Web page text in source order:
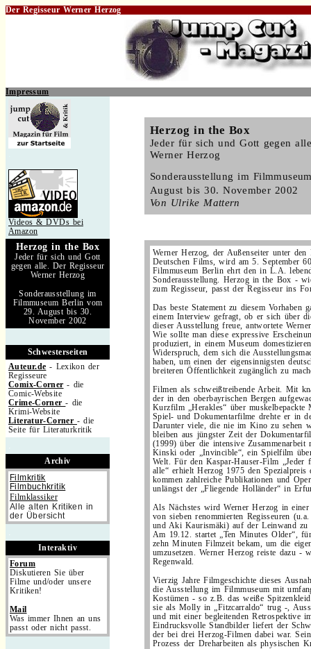
Der Regisseur Werner Herzog
Impressum
Videos & DVDs bei
Amazon
Herzog in the Box
Jeder für sich und Gott
gegen alle. Der Regisseur
Werner Herzog
Sonderausstellung im
Filmmuseum Berlin vom
29. August bis 30.
November 2002
Schwesterseiten
Auteur.de - Lexikon der
Regisseure
Comix-Corner - die
Comic-Website
Crime-Corner- die
Krimi-Website
Literatur-Corner - die
Seite für Literaturkritik
.
Archiv
Filmkritik
Filmbuchkritik
Filmklassiker
Alle alten Kritiken in
der Übersicht
.
Interaktiv
Forum
Diskutieren Sie über
Filme und/oder unsere
Kritiken!
Mail
Was immer Ihnen an uns
passt oder nicht passt.
Herzog in the Box
Jeder für sich und Gott gegen
Werner Herzog
Sonderausstellung im
August bis 30. November 2002
Von Ulrike Mattern
Werner Herzog, der Außenseiter unter den
Deutschen Films, wird am 5. September
Filmmuseum Berlin ehrt den in L.A.
Sonderausstellung. Herzog in the Box -
zum Regisseur, passt der Regisseur ins
Das beste Statement zu diesem Vorhaben
einem Interview gefragt, ob er sich über
dieser Ausstellung freue, antwortete
Wie sollte man diese expressive
produziert, in einem Museum
Widerspruch, dem sich die
haben, um einen der eigensinnigsten
breiteren Öffentlichkeit zugänglich zu
Filmen als schweißtreibende Arbeit. Mit
der in den oberbayrischen Bergen
Kurzfilm „Herakles“ über
Spiel- und Dokumentarfilme drehte er in
Darunter viele, die nie im Kino zu sehen
bleiben aus jüngster Zeit der
(1999) über die intensive Zusammenarbeit
Kinski oder „Invincible“, ein Spielfilm
Welt. Für den Kaspar-Hauser-Film „Jeder
alle“ erhielt Herzog 1975 den
kommen zahlreiche Publikationen und
unlängst der „Fliegende Holländer“ in
Als Nächstes wird Werner Herzog in einer
von sieben renommierten Regisseuren
und Aki Kaurismäki) auf der Leinwand zu
Am 19.12. startet „Ten Minutes Older“,
zehn Minuten Filmzeit bekam, um die
umzusetzen. Werner Herzog reiste dazu -
Regenwald.
Vierzig Jahre Filmgeschichte dieses
die Ausstellung im Filmmuseum mit
Kostümen - so z.B. das weiße
sie als Molly in „Fitzcarraldo“ trug -,
und mit einer begleitenden Retrospektive
Eindrucksvolle Standbilder liefert der
der bei drei Herzog-Filmen dabei war.
Prozess der Dreharbeiten als physischen